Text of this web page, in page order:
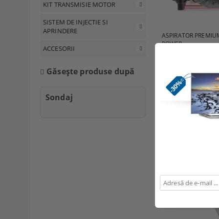
KIT TRANSMISIE MOTOR
SISTEM DE INJECTIE SI
APRINDERE
ACCESORII
Găseşte produse după
Sondaj
ASPIRATOR
POWER
121.45Lei